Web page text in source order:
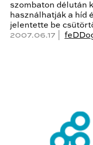
szombaton délután
használhatják a híd
jelentette be
2007.06.17 |